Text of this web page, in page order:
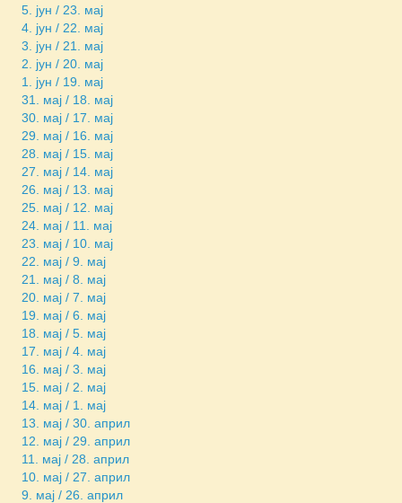
5. јун / 23. мај
4. јун / 22. мај
3. јун / 21. мај
2. јун / 20. мај
1. јун / 19. мај
31. мај / 18. мај
30. мај / 17. мај
29. мај / 16. мај
28. мај / 15. мај
27. мај / 14. мај
26. мај / 13. мај
25. мај / 12. мај
24. мај / 11. мај
23. мај / 10. мај
22. мај / 9. мај
21. мај / 8. мај
20. мај / 7. мај
19. мај / 6. мај
18. мај / 5. мај
17. мај / 4. мај
16. мај / 3. мај
15. мај / 2. мај
14. мај / 1. мај
13. мај / 30. април
12. мај / 29. април
11. мај / 28. април
10. мај / 27. април
9. мај / 26. април